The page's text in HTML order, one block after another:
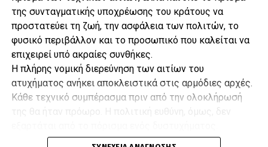
αποδυναμωνόταν πολύ επικίνδυνα.
Η Ελλάδα εισήλθε στην εποχή της
κατανάλωσης χωρίς να έχει προηγουμένως
ολοκληρώσει την οικοδόμηση μιας
ανταγωνιστικής παραγωγικής οικονομίας. Το
αποτέλεσμα ήταν η δημιουργία μιας
επίπλαστης και χρονικά περιορισμένης
Η απουσία βιοηθικής και βιοπολιτικής
και παρακολουθήσεις
Οι τουρκικές υπηρεσίες υποστηρίζουν ότι ο Καρατεπέ
χρησιμοποιούσε πλαστές ταυτότητες και τηλεφωνικές συνδέσεις που
είχαν εκδοθεί στο όνομα άλλων προσώπων, προκειμένου να
αποφεύγει τον εντοπισμό του.
Παράλληλα, οι αστυνομικές υπηρεσίες έθεσαν υπό διακριτική
της συνταγματικής υποχρέωσης του κράτους να
προστατεύει τη ζωή, την ασφάλεια των πολιτών, το
φυσικό περιβάλλον και το προσωπικό που καλείται να
επιχειρεί υπό ακραίες συνθήκες.
Η πλήρης νομική διερεύνηση των αιτίων του
ατυχήματος ανήκει αποκλειστικά στις αρμόδιες αρχές.
Κάθε τεχνικό συμπέρασμα πριν από την ολοκλήρωσή
Κρίνεται από τον βαθμό προετοιμασίας, τον